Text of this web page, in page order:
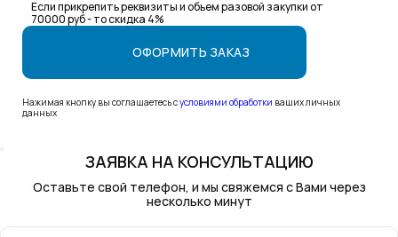
Если прикрепить реквизиты и обьем разовой закупки от
70000 руб - то скидка 4%
Нажимая кнопку вы соглашаетесь сусловиями обработки ваших личных
данных
ЗАЯВКА НА КОНСУЛЬТАЦИЮ
Оставьте свой телефон, и мы свяжемся с Вами через
несколько минут